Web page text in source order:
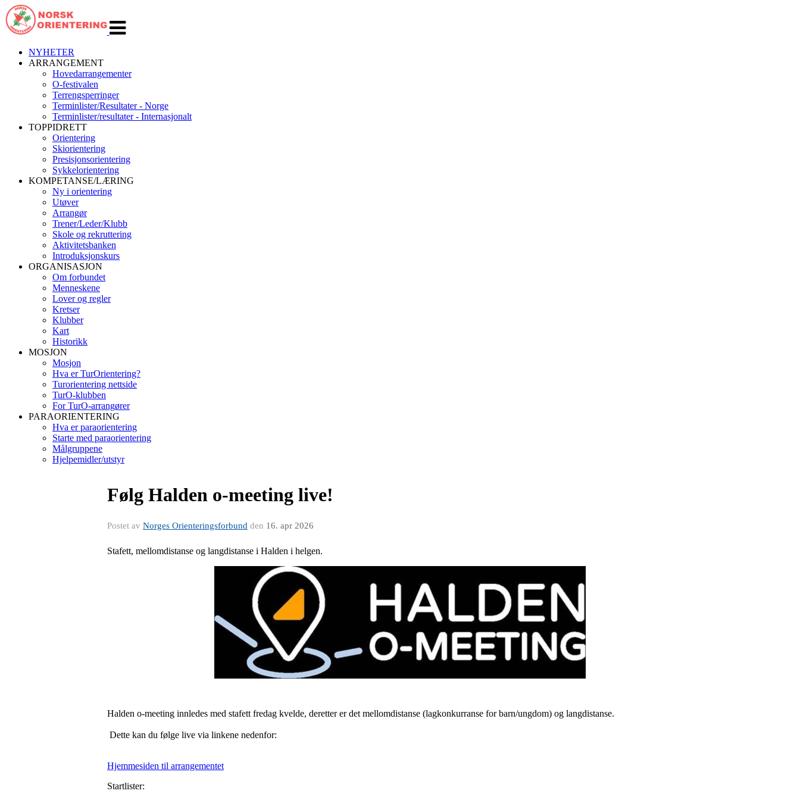
navigasjon
NYHETER
ARRANGEMENT
Hovedarrangementer
O-festivalen
Terrengsperringer
Terminlister/Resultater - Norge
Terminlister/resultater - Internasjonalt
TOPPIDRETT
Orientering
Skiorientering
Presisjonsorientering
Sykkelorientering
KOMPETANSE/LÆRING
Ny i orientering
Utøver
Arrangør
Trener/Leder/Klubb
Skole og rekruttering
Aktivitetsbanken
Introduksjonskurs
ORGANISASJON
Om forbundet
Menneskene
Lover og regler
Kretser
Klubber
Kart
Historikk
MOSJON
Mosjon
Hva er TurOrientering?
Turorientering nettside
TurO-klubben
For TurO-arrangører
PARAORIENTERING
Hva er paraorientering
Starte med paraorientering
Målgruppene
Hjelpemidler/utstyr
Følg Halden o-meeting live!
Postet av Norges Orienteringsforbund den 16. apr 2026
Stafett, mellomdistanse og langdistanse i Halden i helgen.
Halden o-meeting innledes med stafett fredag kvelde, deretter er det mellomdistanse (lagkonkurranse for barn/ungdom) og langdistanse.
Dette kan du følge live via linkene nedenfor:
Hjemmesiden til arrangementet
Startlister: